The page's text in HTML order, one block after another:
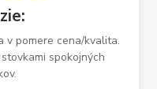
v pomere cena/kvalita.
spokojných